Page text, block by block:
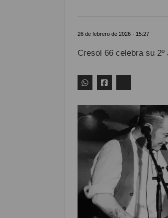
26 de febrero de 2026 - 15:27
Cresol 66 celebra su